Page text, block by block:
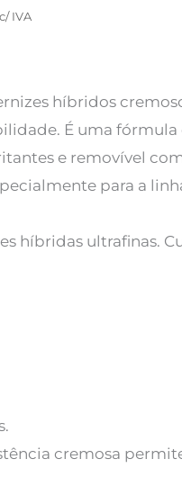
IVA
híbridos
É uma
e removível
para a
híbridas ultrafinas.
cremosa